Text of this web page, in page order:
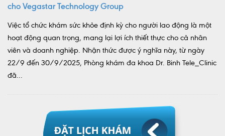
cho Vegastar Technology Group
Việc tổ chức khám sức khỏe định kỳ cho người lao động là một
hoạt động quan trọng, mang lại lợi ích thiết thực cho cả nhân
viên và doanh nghiệp. Nhận thức được ý nghĩa này, từ ngày
22/9 đến 30/9/2025, Phòng khám đa khoa Dr. Binh Tele_Clinic
đã...